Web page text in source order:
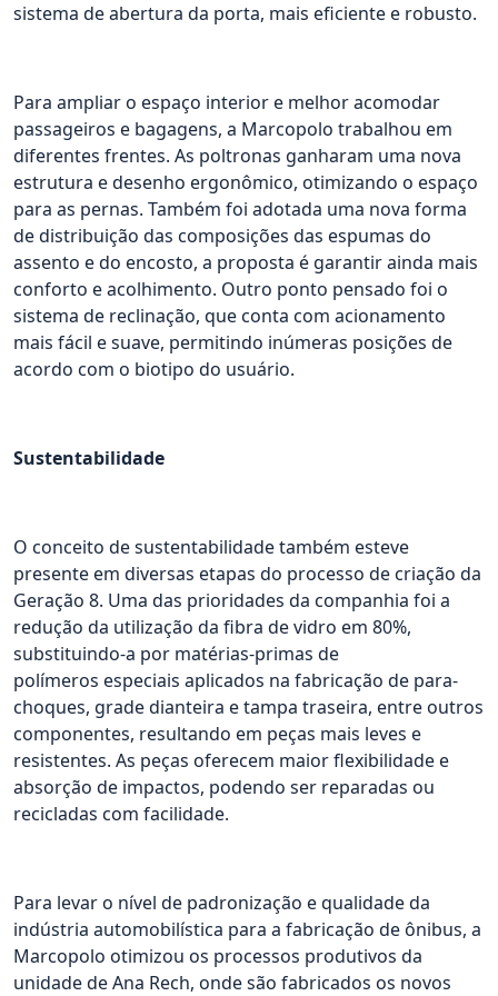
sistema de abertura da porta, mais eficiente e robusto.
Para ampliar o espaço interior e melhor acomodar
passageiros e bagagens, a Marcopolo trabalhou em
diferentes frentes. As poltronas ganharam uma nova
estrutura e desenho ergonômico, otimizando o espaço
para as pernas. Também foi adotada uma nova forma
de distribuição das composições das espumas do
assento e do encosto, a proposta é garantir ainda mais
conforto e acolhimento. Outro ponto pensado foi o
sistema de reclinação, que conta com acionamento
mais fácil e suave, permitindo inúmeras posições de
acordo com o biotipo do usuário.
Sustentabilidade
O conceito de sustentabilidade também esteve
presente em diversas etapas do processo de criação da
Geração 8. Uma das prioridades da companhia foi a
redução da utilização da fibra de vidro em 80%,
substituindo-a por matérias-primas de
polímeros especiais aplicados na fabricação de para-
choques, grade dianteira e tampa traseira, entre outros
componentes, resultando em peças mais leves e
resistentes. As peças oferecem maior flexibilidade e
absorção de impactos, podendo ser reparadas ou
recicladas com facilidade.
Para levar o nível de padronização e qualidade da
indústria automobilística para a fabricação de ônibus, a
Marcopolo otimizou os processos produtivos da
unidade de Ana Rech, onde são fabricados os novos